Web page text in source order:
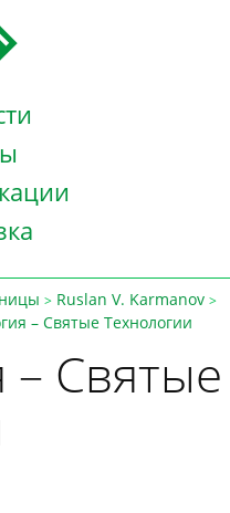
> Ruslan V. Karmanov >
– Святые Технологии
– Святые